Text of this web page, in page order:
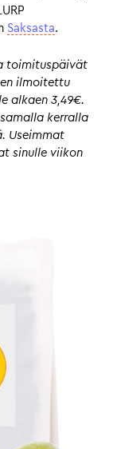
Saksasta.
toimituspäivät
ilmoitettu
alkaen 3,49€.
kerralla
Useimmat
sinulle viikon